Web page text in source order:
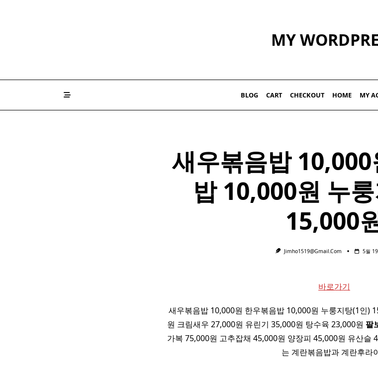
MY
BLOG CART CHECKOUT HOME MY
새우볶음밥
밥 10,000원 누
15,000
Jimho1519@gmail.com 5월
바로가기
새우볶음밥 10,000원 한우볶음밥 10,000원 누룽지탕(1인)
원 크림새우 27,000원 유린기 35,000원 탕수육 23,000원 팔
가복 75,000원 고추잡채 45,000원 양장피 45,000원 유산슬
는 계란볶음밥과 계란후라